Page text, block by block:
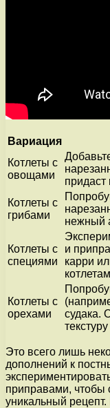
Вариация
Котлеты с
овощами
придаст
Котлеты с
грибами
нежный
Котлеты с
специями
и
карри
Котлеты с
орехами
судака.
Это всего лишь
дополнений к
приправами, чтобы
уникальный рецепт.